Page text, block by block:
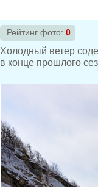
Рейтинг фото: 0
Холодный ветер
в конце прошлого